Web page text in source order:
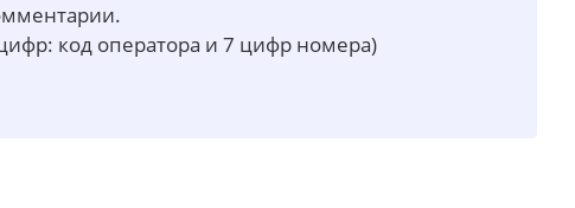
код оператора и 7 цифр номера)